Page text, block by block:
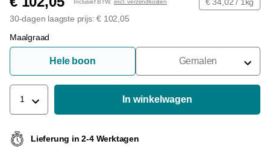
Inclusief BTW. excl. verzendkosten
30-dagen laagste prijs: € 102,05
Maalgraad
Hele boon Gemalen
Voor Portafilter
1 In winkelwagen
Lieferung in 2-4 Werktagen